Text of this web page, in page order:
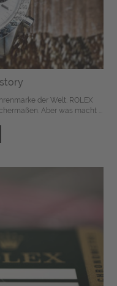
der Welt. ROLEX
Aber was macht ...